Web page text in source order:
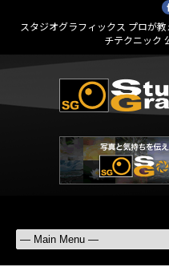
スタジオグラフィックス プロが
チテクニック